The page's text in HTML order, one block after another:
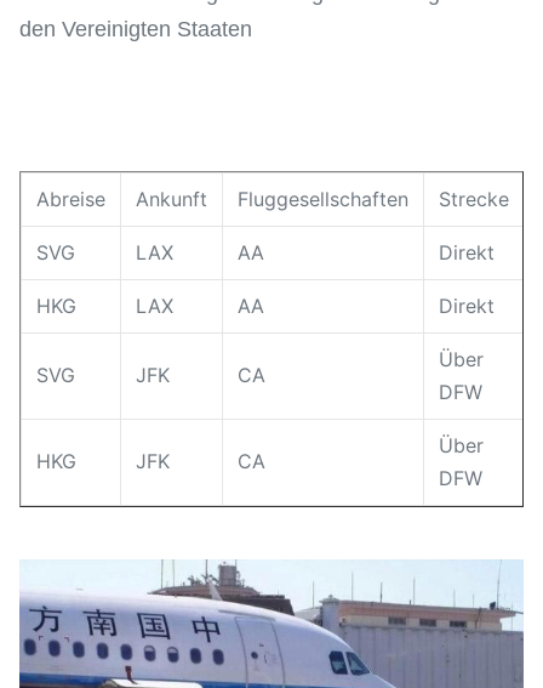
den Vereinigten Staaten
Abreise Ankunft Fluggesellschaften Strecke
SVG LAX AA Direkt
HKG LAX AA Direkt
SVG JFK CA
Über
DFW
HKG JFK CA
Über
DFW